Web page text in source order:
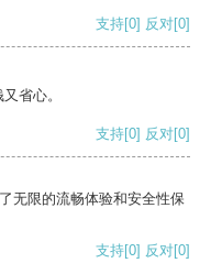
支持[0] 反对[0]
省心。
支持[0] 反对[0]
无限的流畅体验和安全性保
支持[0] 反对[0]